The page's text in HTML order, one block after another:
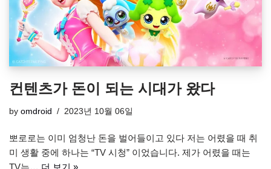
컨텐츠가 돈이 되는 시대가 왔다
by omdroid 2023년 10월 06일
뽀로로는 이미 엄청난 돈을 벌어들이고 있다 저는 어렸을 때 취
미 생활 중에 하나는 “TV 시청” 이었습니다. 제가 어렸을 때는
TV는… 더 보기 »